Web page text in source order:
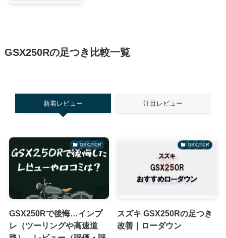
GSX250Rの足つき比較一覧
新着レビュー 注目レビュー
GSX250R
GSX250Rで後悔…インプ
レ（ツーリングや高速道
GSX250R
スズキ GSX250Rの足つき
改善｜ローダウン